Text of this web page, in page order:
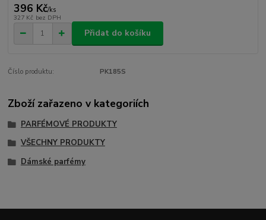
396 Kč/ks
327 Kč bez DPH
Přidat do košíku
Číslo produktu: PK185S
Zboží zařazeno v kategoriích
PARFÉMOVÉ PRODUKTY
VŠECHNY PRODUKTY
Dámské parfémy